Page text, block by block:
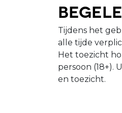
Tijdens het
alle tijde
Het toezicht
persoon (18+).
en toezicht.